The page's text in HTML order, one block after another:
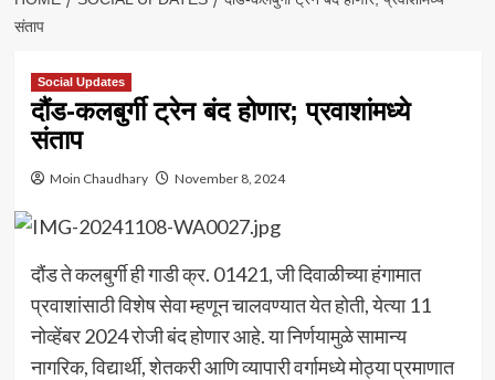
संताप
Social Updates
दौंड-कलबुर्गी ट्रेन बंद होणार; प्रवाशांमध्ये
संताप
Moin Chaudhary November 8, 2024
दौंड ते कलबुर्गी ही गाडी क्र. 01421, जी दिवाळीच्या हंगामात
प्रवाशांसाठी विशेष सेवा म्हणून चालवण्यात येत होती, येत्या 11
नोव्हेंबर 2024 रोजी बंद होणार आहे. या निर्णयामुळे सामान्य
नागरिक, विद्यार्थी, शेतकरी आणि व्यापारी वर्गामध्ये मोठ्या प्रमाणात